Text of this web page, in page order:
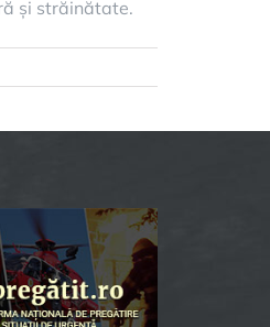
și străinătate.